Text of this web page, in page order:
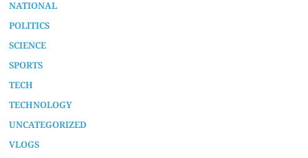
NATIONAL
POLITICS
SCIENCE
SPORTS
TECH
TECHNOLOGY
UNCATEGORIZED
VLOGS